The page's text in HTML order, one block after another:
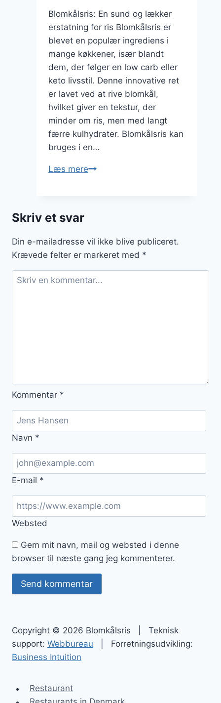
Blomkålsris: En sund og lækker
erstatning for ris Blomkålsris er
blevet en populær ingrediens i
mange køkkener, især blandt
dem, der følger en low carb eller
keto livsstil. Denne innovative ret
er lavet ved at rive blomkål,
hvilket giver en tekstur, der
minder om ris, men med langt
færre kulhydrater. Blomkålsris kan
bruges i en…
Læs mereBlomkålsris
Skriv et svar
Din e-mailadresse vil ikke blive publiceret.
Krævede felter er markeret med *
Kommentar *
Navn *
E-mail *
Websted
Gem mit navn, mail og websted i denne
browser til næste gang jeg kommenterer.
Copyright © 2026 Blomkålsris | Teknisk
support: Webbureau | Forretningsudvikling:
Business Intuition
Restaurant